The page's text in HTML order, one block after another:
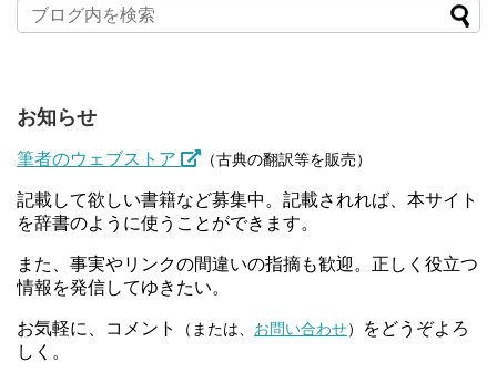
お知らせ
筆者のウェブストア （古典の翻訳等を販売）
記載して欲しい書籍など募集中。記載されれば、本サイト
を辞書のように使うことができます。
また、事実やリンクの間違いの指摘も歓迎。正しく役立つ
情報を発信してゆきたい。
お気軽に、コメント （または、 お問い合わせ）
をどうぞよろ
しく。